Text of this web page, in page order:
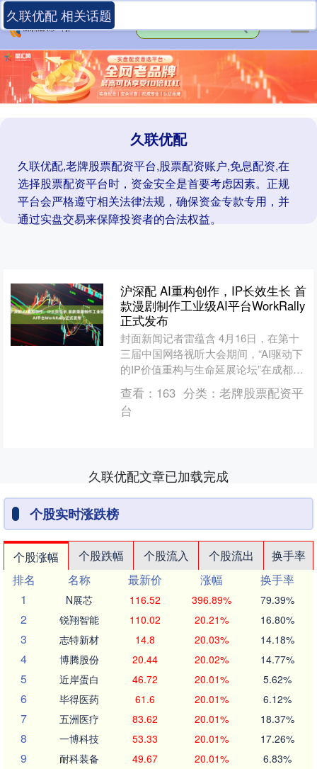
久联优配
久联优配,老牌股票配资平台,股票配资账户,免息配资,在
选择股票配资平台时，资金安全是首要考虑因素。正规
平台会严格遵守相关法律法规，确保资金专款专用，并
通过实盘交易来保障投资者的合法权益。
久联优配 相关话题
沪深配 AI重构创作，IP长效生长 首
款漫剧制作工业级AI平台WorkRally
正式发布
封面新闻记者雷蕴含 4月16日，在第十
三届中国网络视听大会期间，“AI驱动下
的IP价值重构与生命延展论坛”在成都举
行。该论坛汇聚主管部门领导、行业专
家、平台及一....
查看： 163 分类： 老牌股票配资平
台
久联优配文章已加载完成
个股实时涨跌榜
个股涨幅 个股跌幅 个股流入 个股流出
换手率
排名
名称 最新价 涨幅
换手率
1
N展芯 116.52 396.89% 79.39%
2 锐翔智能 110.02 20.21% 16.80%
3 志特新材 14.8 20.03% 14.18%
4 博腾股份 20.44 20.02% 14.77%
5 近岸蛋白 46.72 20.01% 5.62%
6 毕得医药 61.6 20.01% 6.12%
7 五洲医疗 83.62 20.01% 18.37%
8 一博科技 53.33 20.01% 17.26%
9 耐科装备 49.67 20.01% 6.83%